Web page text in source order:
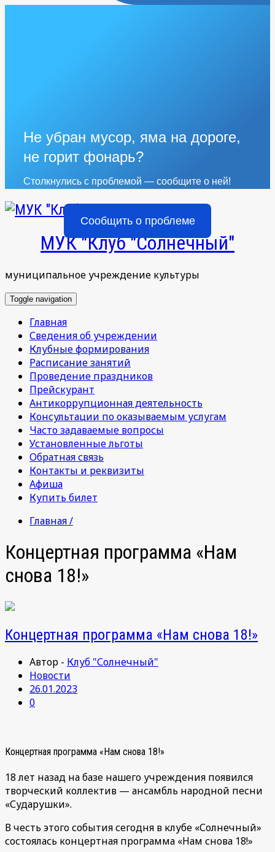
Не убран мусор, яма на дороге,
не горит фонарь?
Столкнулись с проблемой — сообщите о ней!
Сообщить о проблеме
МУК "Клуб "Солнечный"
муниципальное учреждение культуры
Toggle navigation
Главная
Сведения об учреждении
Клубные формирования
Расписание занятий
Проведение праздников
Прейскурант
Антикоррупционная деятельность
Консультации по оказываемым услугам
Часто задаваемые вопросы
Установленные льготы
Обратная связь
Контакты и реквизиты
Афиша
Купить билет
Главная /
Концертная программа «Нам
снова 18!»
Концертная программа «Нам снова 18!»
Автор - Клуб "Солнечный"
Новости
26.01.2023
0
Концертная программа «Нам снова 18!»
18 лет назад на базе нашего учреждения появился
творческий коллектив — ансамбль народной песни
«Сударушки».
В честь этого события сегодня в клубе «Солнечный»
состоялась концертная программа «Нам снова 18!»